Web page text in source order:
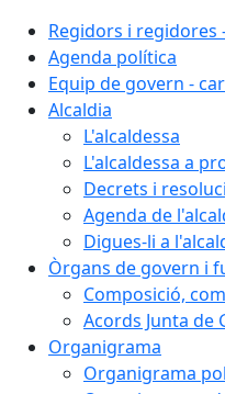
Regidors i regidores
Agenda política
Equip de govern -
Alcaldia
L'alcaldessa
L'alcaldessa a
Decrets i
Agenda de
Digues-li a
Òrgans de govern i
Composició,
Acords Junta de
Organigrama
Organigrama